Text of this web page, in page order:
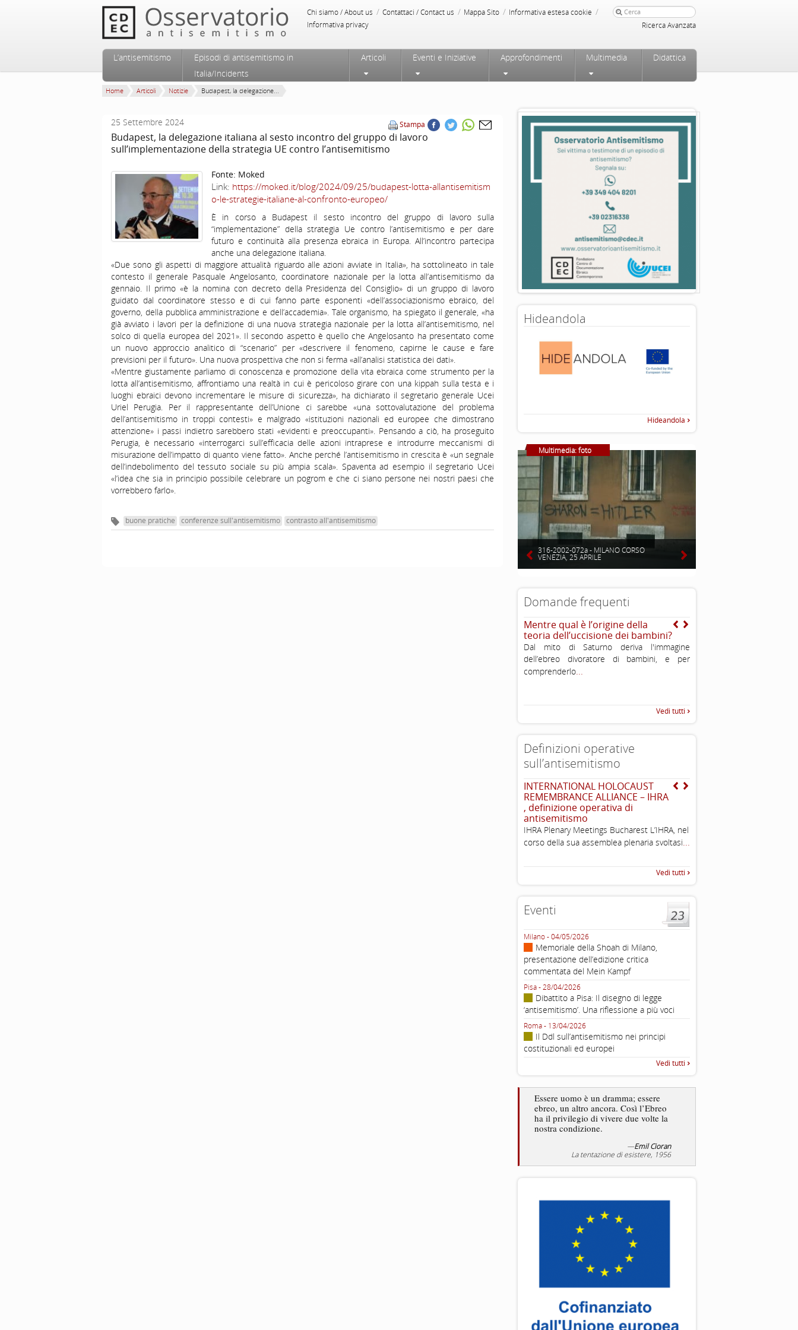
Chi siamo / About us / Contattaci / Contact us / Mappa Sito / Informativa estesa cookie /
Informativa privacy Ricerca Avanzata
Menu principale
Vai al contenuto principale
Vai al contenuto secondario
L’antisemitismo
Episodi di antisemitismo in
Italia/Incidents
Articoli Eventi e Iniziative Approfondimenti Multimedia Didattica
Home Articoli Notizie Budapest, la delegazione...
Stampa
25 Settembre 2024
Budapest, la delegazione italiana al sesto incontro del gruppo di lavoro
sull’implementazione della strategia UE contro l’antisemitismo
Fonte: Moked
Link: https://moked.it/blog/2024/09/25/budapest-lotta-allantisemitism
o-le-strategie-italiane-al-confronto-europeo/
È in corso a Budapest il sesto incontro del gruppo di lavoro sulla
“implementazione” della strategia Ue contro l’antisemitismo e per dare
futuro e continuità alla presenza ebraica in Europa. All’incontro partecipa
anche una delegazione italiana.
«Due sono gli aspetti di maggiore attualità riguardo alle azioni avviate in Italia», ha sottolineato in tale
contesto il generale Pasquale Angelosanto, coordinatore nazionale per la lotta all’antisemitismo da
gennaio. Il primo «è la nomina con decreto della Presidenza del Consiglio» di un gruppo di lavoro
guidato dal coordinatore stesso e di cui fanno parte esponenti «dell’associazionismo ebraico, del
governo, della pubblica amministrazione e dell’accademia». Tale organismo, ha spiegato il generale, «ha
già avviato i lavori per la definizione di una nuova strategia nazionale per la lotta all’antisemitismo, nel
solco di quella europea del 2021». Il secondo aspetto è quello che Angelosanto ha presentato come
un nuovo approccio analitico di “scenario” per «descrivere il fenomeno, capirne le cause e fare
previsioni per il futuro». Una nuova prospettiva che non si ferma «all’analisi statistica dei dati».
«Mentre giustamente parliamo di conoscenza e promozione della vita ebraica come strumento per la
lotta all’antisemitismo, affrontiamo una realtà in cui è pericoloso girare con una kippah sulla testa e i
luoghi ebraici devono incrementare le misure di sicurezza», ha dichiarato il segretario generale Ucei
Uriel Perugia. Per il rappresentante dell’Unione ci sarebbe «una sottovalutazione del problema
dell’antisemitismo in troppi contesti» e malgrado «istituzioni nazionali ed europee che dimostrano
attenzione» i passi indietro sarebbero stati «evidenti e preoccupanti». Pensando a ciò, ha proseguito
Perugia, è necessario «interrogarci sull’efficacia delle azioni intraprese e introdurre meccanismi di
misurazione dell’impatto di quanto viene fatto». Anche perché l’antisemitismo in crescita è «un segnale
dell’indebolimento del tessuto sociale su più ampia scala». Spaventa ad esempio il segretario Ucei
«l’idea che sia in principio possibile celebrare un pogrom e che ci siano persone nei nostri paesi che
vorrebbero farlo».
buone pratiche conferenze sull'antisemitismo contrasto all'antisemitismo
Hideandola
Hideandola
Multimedia: foto
316-2002-072a - MILANO CORSO
VENEZIA, 25 APRILE
Domande frequenti
Mentre qual è l’origine della
teoria dell’uccisione dei bambini?
Dal mito di Saturno deriva l'immagine
dell’ebreo divoratore di bambini, e per
comprenderlo...
Vedi tutti
Definizioni operative
sull’antisemitismo
INTERNATIONAL HOLOCAUST
REMEMBRANCE ALLIANCE – IHRA
, definizione operativa di
antisemitismo
IHRA Plenary Meetings Bucharest L’IHRA, nel
corso della sua assemblea plenaria svoltasi...
Vedi tutti
Eventi
Milano - 04/05/2026
Memoriale della Shoah di Milano,
presentazione dell’edizione critica
commentata del Mein Kampf
Pisa - 28/04/2026
Dibattito a Pisa: Il disegno di legge
‘antisemitismo’. Una riflessione a più voci
Roma - 13/04/2026
Il Ddl sull’antisemitismo nei principi
costituzionali ed europei
Vedi tutti
Essere uomo è un dramma; essere
ebreo, un altro ancora. Così l’Ebreo
ha il privilegio di vivere due volte la
nostra condizione.
—Emil Cioran
La tentazione di esistere, 1956